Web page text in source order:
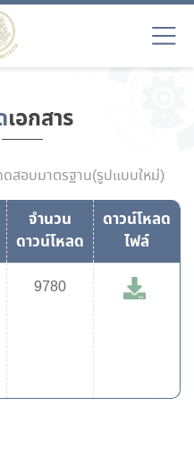
เอกสาร
สอบมาตรฐาน(รูปแบบใหม่)
จำนวน
ดาวน์โหลด
ดาวน์โหลด
ไฟล์
9780